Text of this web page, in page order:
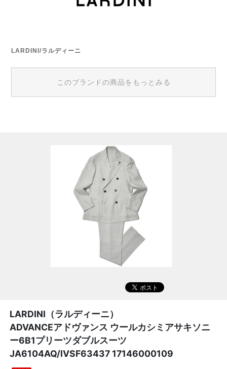
LARDINI/ラルディーニ
このブランドの商品をもっとみる
LARDINI（ラルディーニ）
ADVANCEアドヴァンス ウールカシミアサキソニ
ー6B1プリーツダブルスーツ
JA6104AQ/IVSF63437 17146000109